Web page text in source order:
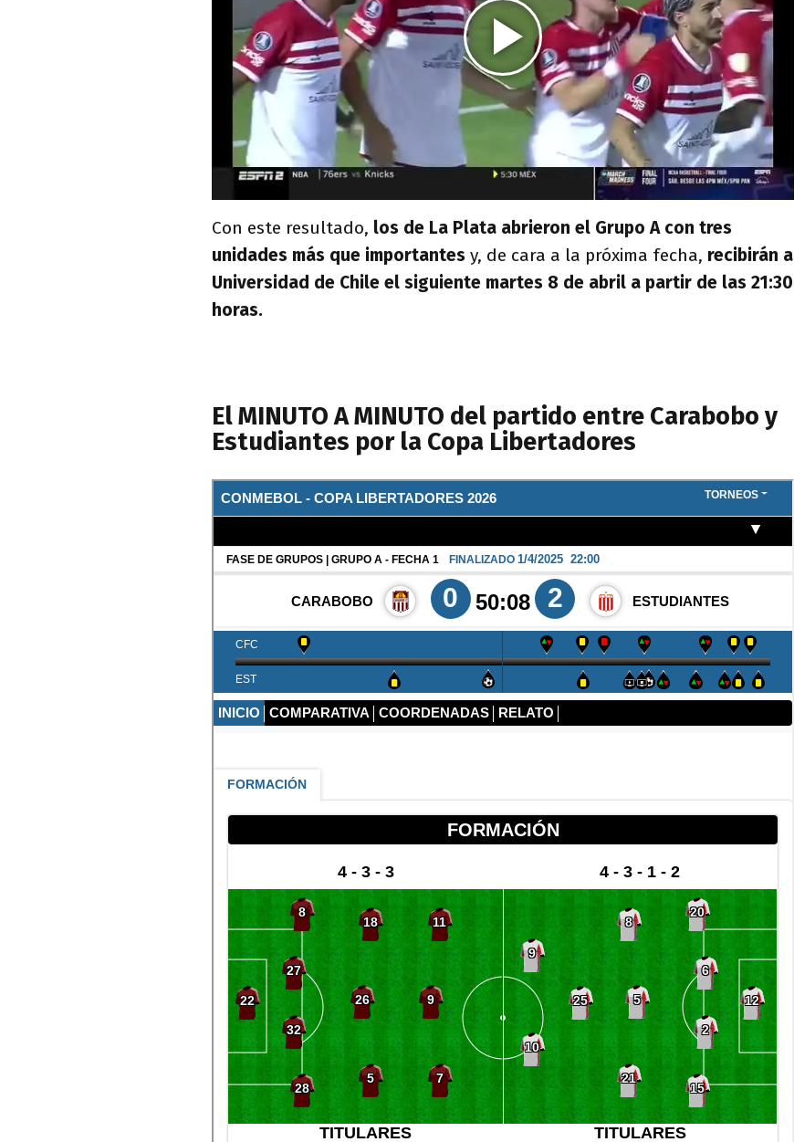
Con este resultado, los de La Plata abrieron el Grupo A con tres
unidades más que importantes y, de cara a la próxima fecha, recibirán a
Universidad de Chile el siguiente martes 8 de abril a partir de las 21:30
horas.
El MINUTO A MINUTO del partido entre Carabobo y
Estudiantes por la Copa Libertadores